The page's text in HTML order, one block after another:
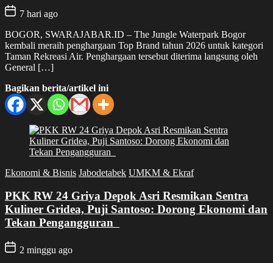
7 hari ago
BOGOR, SWARAJABAR.ID – The Jungle Waterpark Bogor
kembali meraih penghargaan Top Brand tahun 2026 untuk kategori
Taman Rekreasi Air. Penghargaan tersebut diterima langsung oleh
General […]
Bagikan berita/artikel ini
Ekonomi & Bisnis Jabodetabek UMKM & Ekraf
PKK RW 24 Griya Depok Asri Resmikan Sentra
Kuliner Gridea, Puji Santoso: Dorong Ekonomi dan
Tekan Pengangguran
2 minggu ago